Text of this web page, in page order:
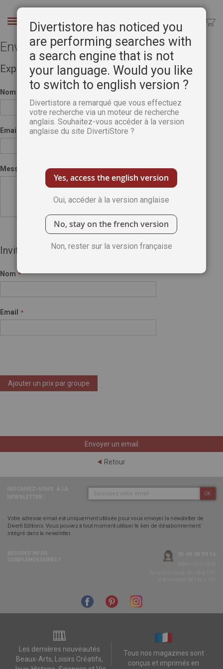
Chercher
Envoyer à un ami
Expéditeur
Nom
Email
Message
Invité(e)
Nom
Email
Ajouter un prix par groupe
Envoyer un email
Retour
OK
Votre adresse email est uniquement utilisée pour vous envoyer la newsletter de
Diverti Editions. Vous pouvez à tout moment utiliser le lien de désabonnement
intégré dans la newsletter.
Les dernières nouveautés
Beaux-Arts, Loisirs Créatifs,
Tous nos magazines sont
conçus et imprimés en
Divertistore has noticed you
are performing searches with
a search engine that is not
your language. Would you like
to switch to english version ?
Divertistore a remarqué que vous effectuez
votre recherche via un moteur de recherche
anglais. Souhaitez-vous accéder à la version
anglaise du site DivertiStore ?
Yes, access the english version
Oui, accéder à la version anglaise
No, stay on the french version
Non, rester sur la version française